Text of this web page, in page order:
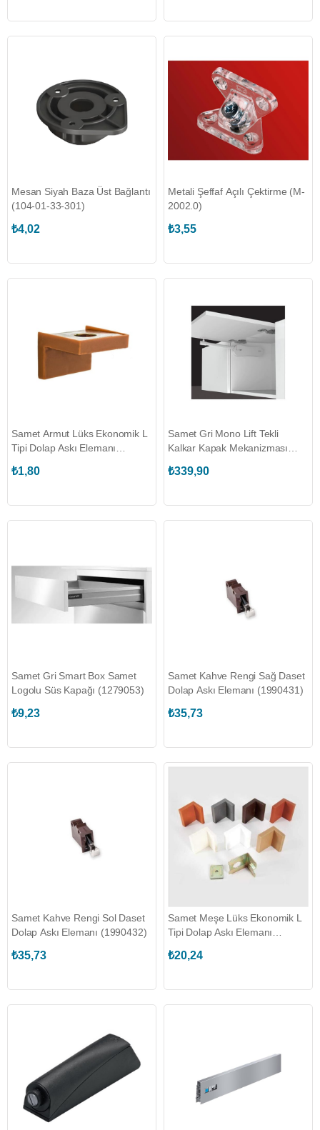
Mesan Siyah Baza Üst Bağlantı
(104-01-33-301)
₺4,02
Metali Şeffaf Açılı Çektirme (M-
2002.0)
₺3,55
Samet Armut Lüks Ekonomik L
Tipi Dolap Askı Elemanı
₺1,80
Samet Gri Mono Lift Tekli
Kalkar Kapak Mekanizması
₺339,90
Samet Gri Smart Box Samet
Logolu Süs Kapağı (1279053)
₺9,23
Samet Kahve Rengi Sağ Daset
Dolap Askı Elemanı (1990431)
₺35,73
Samet Kahve Rengi Sol Daset
Dolap Askı Elemanı (1990432)
₺35,73
Samet Meşe Lüks Ekonomik L
Tipi Dolap Askı Elemanı
₺20,24